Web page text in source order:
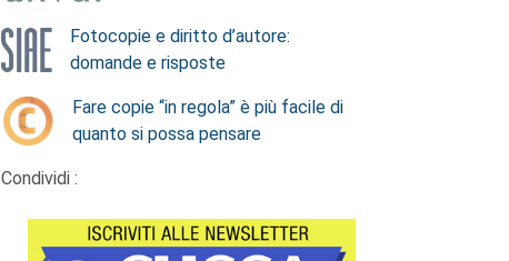
Fotocopie e diritto d’autore:
domande e risposte
Fare copie “in regola” è più facile di
quanto si possa pensare
Condividi :